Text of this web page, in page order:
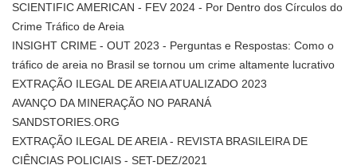
SCIENTIFIC AMERICAN - FEV 2024 - Por Dentro dos Círculos do
Crime Tráfico de Areia
INSIGHT CRIME - OUT 2023 - Perguntas e Respostas: Como o
tráfico de areia no Brasil se tornou um crime altamente lucrativo
EXTRAÇÃO ILEGAL DE AREIA ATUALIZADO 2023
AVANÇO DA MINERAÇÃO NO PARANÁ
SANDSTORIES.ORG
EXTRAÇÃO ILEGAL DE AREIA - REVISTA BRASILEIRA DE
CIÊNCIAS POLICIAIS - SET-DEZ/2021